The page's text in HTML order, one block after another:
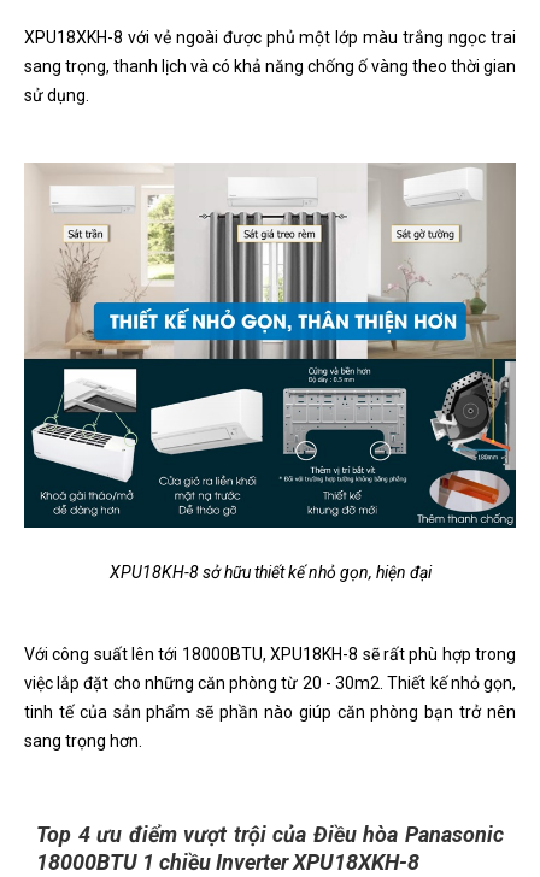
XPU18XKH-8 với vẻ ngoài được phủ một lớp màu trắng ngọc trai
sang trọng, thanh lịch và có khả năng chống ố vàng theo thời gian
sử dụng.
XPU18KH-8 sở hữu thiết kế nhỏ gọn, hiện đại
Với công suất lên tới 18000BTU, XPU18KH-8 sẽ rất phù hợp trong
việc lắp đặt cho những căn phòng từ 20 - 30m2. Thiết kế nhỏ gọn,
tinh tế của sản phẩm sẽ phần nào giúp căn phòng bạn trở nên
sang trọng hơn.
Top 4 ưu điểm vượt trội của Điều hòa Panasonic
18000BTU 1 chiều Inverter XPU18XKH-8